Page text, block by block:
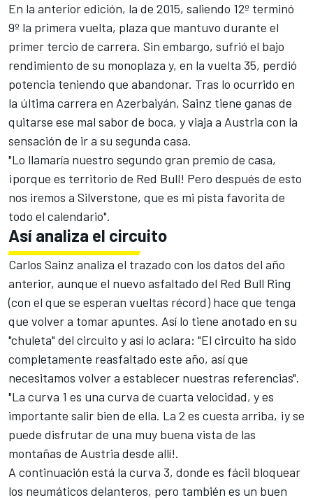
En la anterior edición, la de 2015, saliendo 12º terminó
9º la primera vuelta, plaza que mantuvo durante el
primer tercio de carrera. Sin embargo, sufrió el bajo
rendimiento de su monoplaza y, en la vuelta 35, perdió
potencia teniendo que abandonar. Tras lo ocurrido en
la última carrera en Azerbaiyán, Sainz tiene ganas de
quitarse ese mal sabor de boca, y viaja a Austria con la
sensación de ir a su segunda casa.
"Lo llamaría nuestro segundo gran premio de casa,
¡porque es territorio de Red Bull! Pero después de esto
nos iremos a Silverstone, que es mi pista favorita de
todo el calendario".
Así analiza el circuito
Carlos Sainz analiza el trazado con los datos del año
anterior, aunque el nuevo asfaltado del Red Bull Ring
(con el que se esperan vueltas récord) hace que tenga
que volver a tomar apuntes. Así lo tiene anotado en su
"chuleta" del circuito y así lo aclara: "El circuito ha sido
completamente reasfaltado este año, así que
necesitamos volver a establecer nuestras referencias".
"La curva 1 es una curva de cuarta velocidad, y es
importante salir bien de ella. La 2 es cuesta arriba, ¡y se
puede disfrutar de una muy buena vista de las
montañas de Austria desde allí!.
A continuación está la curva 3, donde es fácil bloquear
los neumáticos delanteros, pero también es un buen